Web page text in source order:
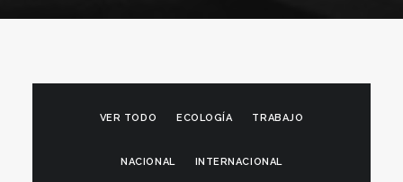
VER TODO ECOLOGÍA TRABAJO
NACIONAL INTERNACIONAL